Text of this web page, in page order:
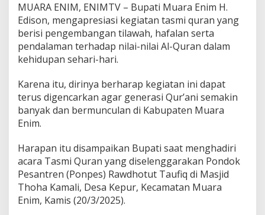
p
k
a
n
G
e
r
a
s
u
r
a
n
MUARA ENIM, ENIMTV – Bupati Muara Enim H.
Edison, mengapresiasi kegiatan tasmi quran yang
berisi pengembangan tilawah, hafalan serta
pendalaman terhadap nilai-nilai Al-Quran dalam
kehidupan sehari-hari.
Karena itu, dirinya berharap kegiatan ini dapat
terus digencarkan agar generasi Qur’ani semakin
banyak dan bermunculan di Kabupaten Muara
Enim.
Harapan itu disampaikan Bupati saat menghadiri
acara Tasmi Quran yang diselenggarakan Pondok
Pesantren (Ponpes) Rawdhotut Taufiq di Masjid
Thoha Kamali, Desa Kepur, Kecamatan Muara
Enim, Kamis (20/3/2025).